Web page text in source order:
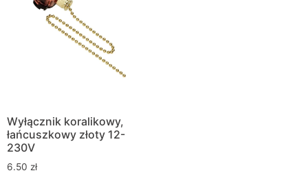
Wyłącznik koralikowy,
łańcuszkowy złoty 12-
230V
6.50 zł